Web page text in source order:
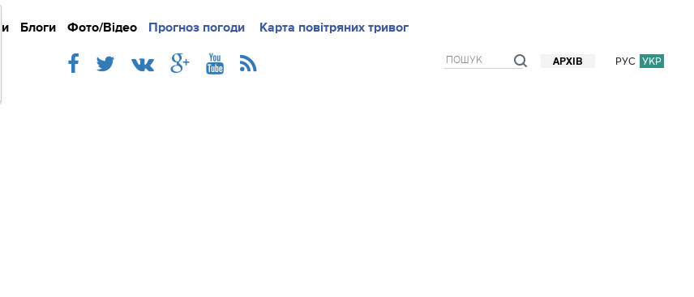
Блоги Фото/Відео Прогноз погоди Карта повітряних тривог
РУС УКР
АРХІВ
Докладно Новини Iнтерв`ю Блоги